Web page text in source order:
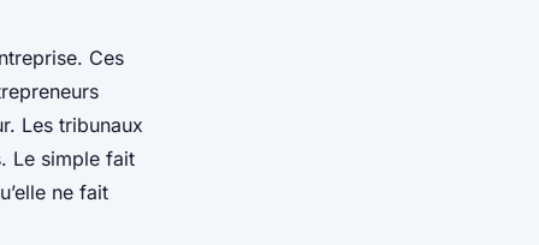
Ces
Les tribunaux
Le simple fait
ne fait